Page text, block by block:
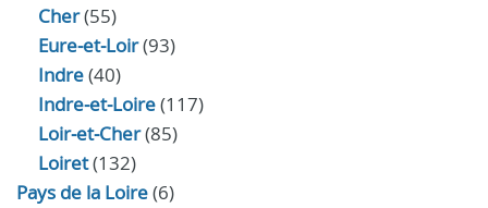
Cher(55)
Eure‑et‑Loir(93)
Indre(40)
Indre‑et‑Loire(117)
Loir‑et‑Cher(85)
Loiret(132)
Pays de la Loire(6)